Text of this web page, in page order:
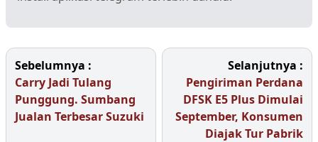
Sebelumnya :
Carry Jadi Tulang
Punggung. Sumbang
Jualan Terbesar Suzuki
Selanjutnya :
Pengiriman Perdana
DFSK E5 Plus Dimulai
September, Konsumen
Diajak Tur Pabrik